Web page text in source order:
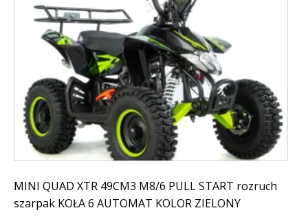
MINI QUAD XTR 49CM3 M8/6 PULL START rozruch
szarpak KOŁA 6 AUTOMAT KOLOR ZIELONY